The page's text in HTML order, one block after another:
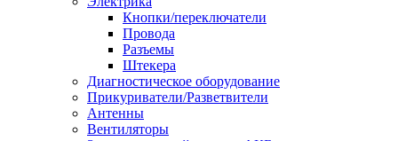
Кнопки/переключатели
Провода
Разъемы
Штекера
Диагностическое оборудование
Прикуриватели/Разветвители
Антенны
Вентиляторы